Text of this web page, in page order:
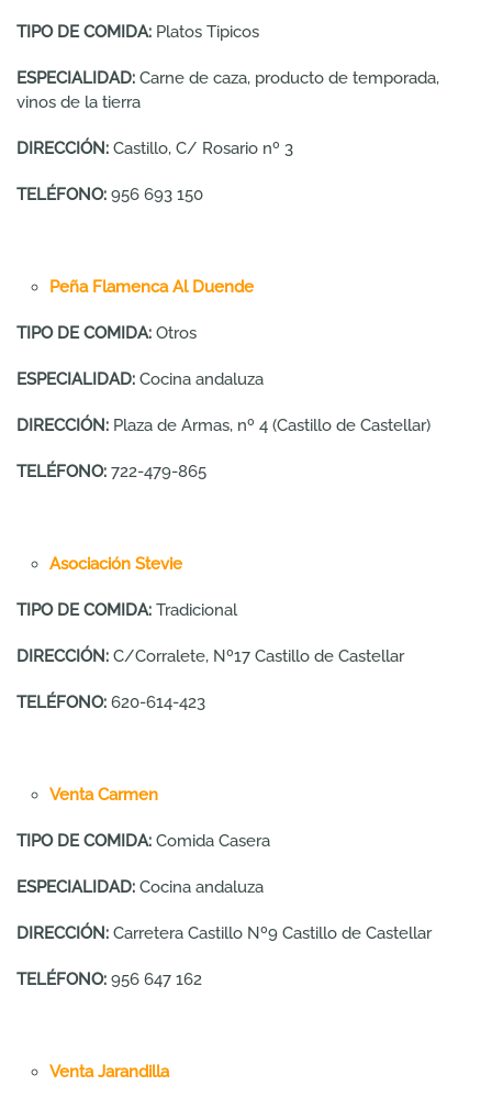
TIPO DE COMIDA: Platos Tipicos
ESPECIALIDAD: Carne de caza, producto de temporada,
vinos de la tierra
DIRECCIÓN: Castillo, C/ Rosario nº 3
TELÉFONO: 956 693 150
Peña Flamenca Al Duende
TIPO DE COMIDA: Otros
ESPECIALIDAD: Cocina andaluza
DIRECCIÓN: Plaza de Armas, nº 4 (Castillo de Castellar)
TELÉFONO: 722-479-865
Asociación Stevie
TIPO DE COMIDA: Tradicional
DIRECCIÓN: C/Corralete, Nº17 Castillo de Castellar
TELÉFONO: 620-614-423
Venta Carmen
TIPO DE COMIDA: Comida Casera
ESPECIALIDAD: Cocina andaluza
DIRECCIÓN: Carretera Castillo Nº9 Castillo de Castellar
TELÉFONO: 956 647 162
Venta Jarandilla